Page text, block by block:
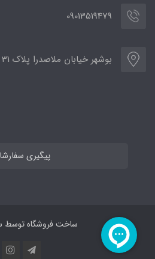
09013519479
بوشهر خیابان ملاصدرا پلاک 31
پیگیری
ساخت فروشگاه توسط